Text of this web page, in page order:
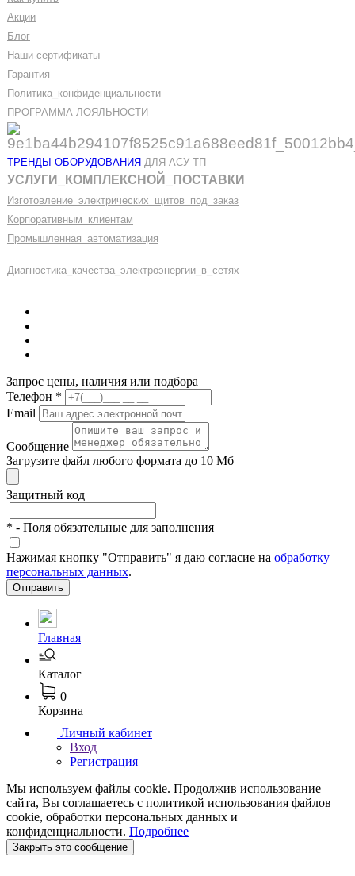
Акции
Блог
Наши сертификаты
Гарантия
Политика конфиденциальности
ПРОГРАММА ЛОЯЛЬНОСТИ
ТРЕНДЫ ОБОРУДОВАНИЯ ДЛЯ АСУ ТП
УСЛУГИ КОМПЛЕКСНОЙ ПОСТАВКИ
Изготовление электрических щитов под заказ
Корпоративным клиентам
Промышленная автоматизация
Диагностика качества электроэнергии в сетях
Запрос цены, наличия или подбора
Телефон *
Email
Сообщение
Загрузите файл любого формата до 10 Мб
Защитный код
* - Поля обязательные для заполнения
Нажимая кнопку "Отправить" я даю согласие на обработку
персональных данных.
Отправить
Главная
Каталог
0
Корзина
Личный кабинет
Вход
Регистрация
Мы используем файлы cookie. Продолжив использование
сайта, Вы соглашаетесь с политикой использования файлов
cookie, обработки персональных данных и
конфиденциальности. Подробнее
Закрыть это сообщение